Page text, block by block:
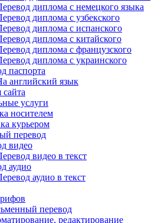
диплома с немецкого языка
диплома с узбекского
диплома с испанского
диплома с китайского
диплома с французского
диплома с украинского
паспорта
английский язык
услуги
носителем
курьером
перевод
видео
видео в текст
аудио
аудио в текст
перевод
редактирование